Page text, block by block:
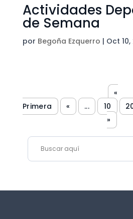
Actividades
de Semana
por Begoña Ezquerro | Oct
«
Primera
« ... 10
»